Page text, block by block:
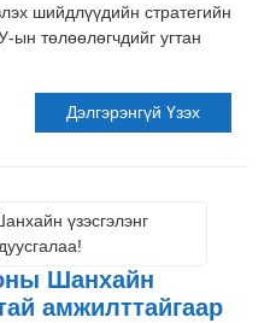
шийдлүүдийн стратегийн
төлөөлөгчдийг угтан
Дэлгэрэнгүй Үзэх
Шанхайн
амжилттайгаар